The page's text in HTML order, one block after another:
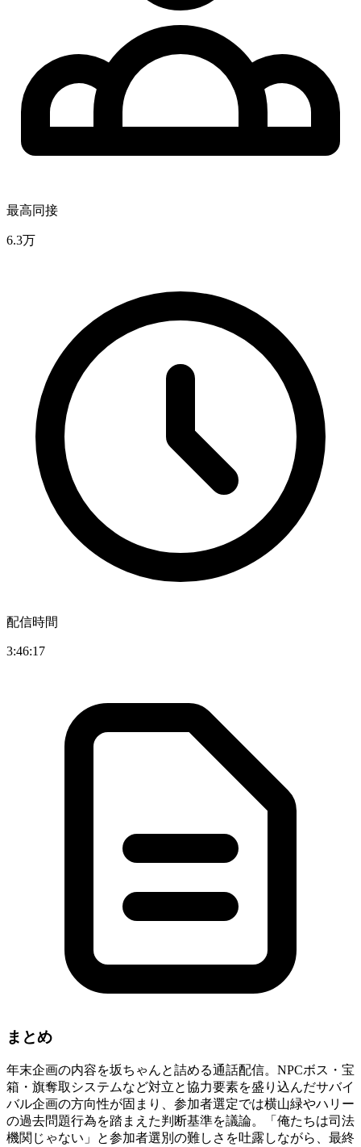
最高同接
6.3万
配信時間
3:46:17
まとめ
年末企画の内容を坂ちゃんと詰める通話配信。NPCボス・宝
箱・旗奪取システムなど対立と協力要素を盛り込んだサバイ
バル企画の方向性が固まり、参加者選定では横山緑やハリー
の過去問題行為を踏まえた判断基準を議論。「俺たちは司法
機関じゃない」と参加者選別の難しさを吐露しながら、最終